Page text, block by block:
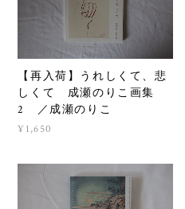
【再入荷】うれしくて、悲
しくて 成瀬のりこ画集
2 ／成瀬のりこ
¥1,650